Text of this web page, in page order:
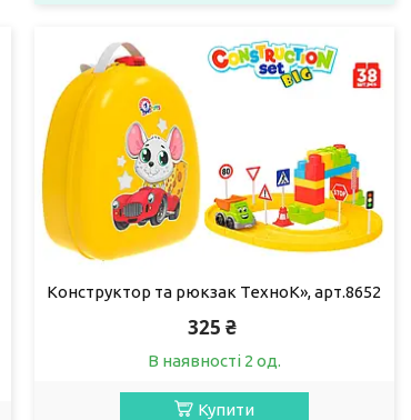
Конструктор та рюкзак ТехноК», арт.8652
325 ₴
В наявності 2 од.
Купити